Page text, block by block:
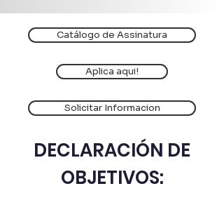
Catálogo de Assinatura
Aplica aqui!
Solicitar Informacion
DECLARACIÓN DE
OBJETIVOS: